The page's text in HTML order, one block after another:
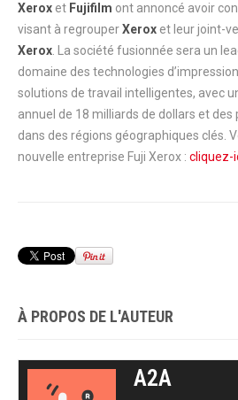
Xerox et Fujifilm ont annoncé avoir
visant à regrouperXerox et leur joint-
Xerox . La société fusionnée sera un
domaine des technologies
solutions de travail intelligentes, avec
annuel de 18 milliards de dollars et
dans des régions géographiques clés.
nouvelle entreprise Fuji Xerox : cliquez-
À PROPOS DE L'AUTEUR
A2A